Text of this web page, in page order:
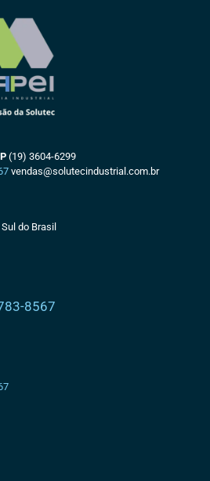
(19) 3604-6299
vendas@solutecindustrial.com.br
do Brasil
8567